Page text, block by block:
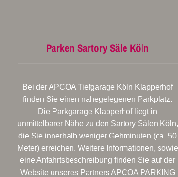
Parken Sartory Säle Köln
Bei der APCOA Tiefgarage Köln Klapperhof
finden Sie einen nahegelegenen Parkplatz.
Die Parkgarage Klapperhof liegt in
unmittelbarer Nähe zu den Sartory Sälen Köln,
die Sie innerhalb weniger Gehminuten (ca. 50
Meter) erreichen. Weitere Informationen, sowie
eine Anfahrtsbeschreibung finden Sie auf der
Website unseres PartnersAPCOA PARKING